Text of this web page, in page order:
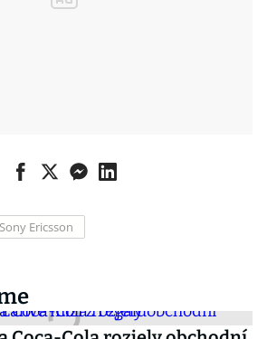
Sony Ericsson